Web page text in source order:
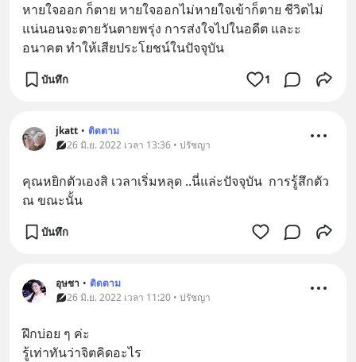
หายใจออก ก็ตาย หายใจออกไม่หายใจเข้าก็ตาย ชีวิตไม่
แน่นอนจะตายวันตายพรุ่ง การส่งใจไปในอดีต และะ
อนาคต ทำให้เสียประโยชน์ในปัจจุบัน
บันทึก 1
jkatt • ติดตาม
26 มิ.ย. 2022 เวลา 13:36 • ปรัชญา
คุณหยิกตัวเองสิ เวลาเริ่มหลุด ..นี่แล่ะปัจจุบัน  การรู้สึกตัว
ณ ขณะนั้น
บันทึก
อุษชา • ติดตาม
26 มิ.ย. 2022 เวลา 11:20 • ปรัชญา
ฝึกบ่อย ๆ ค่ะ
รู้เท่าทันว่าจิตคิดอะไร